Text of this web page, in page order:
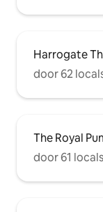
Harrogate
door 62
The Royal
door 61